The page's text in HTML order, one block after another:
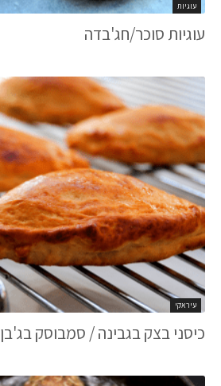
עוגיות
עוגיות סוכר/חג'בדה
עיראקי
כיסני בצק בגבינה / סמבוסק בג'בן